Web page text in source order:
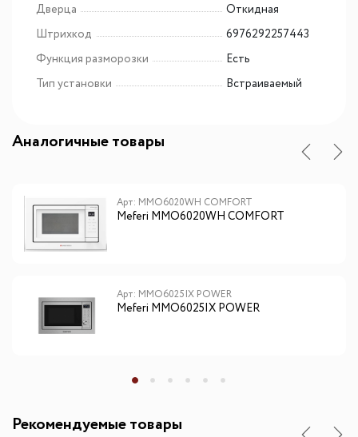
Дверца
Откидная
Штрихкод
6976292257443
Функция разморозки
Есть
Тип установки
Встраиваемый
Аналогичные товары
Арт: MMO6020WH COMFORT
Meferi MMO6020WH COMFORT
Арт: MMO6025IX POWER
Meferi MMO6025IX POWER
Рекомендуемые товары